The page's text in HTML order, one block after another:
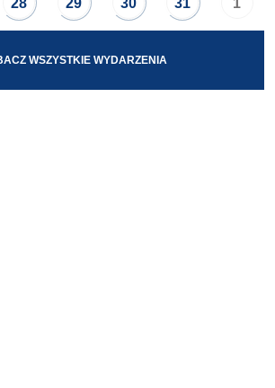
28 29 30 31 1
WSZYSTKIE WYDARZENIA